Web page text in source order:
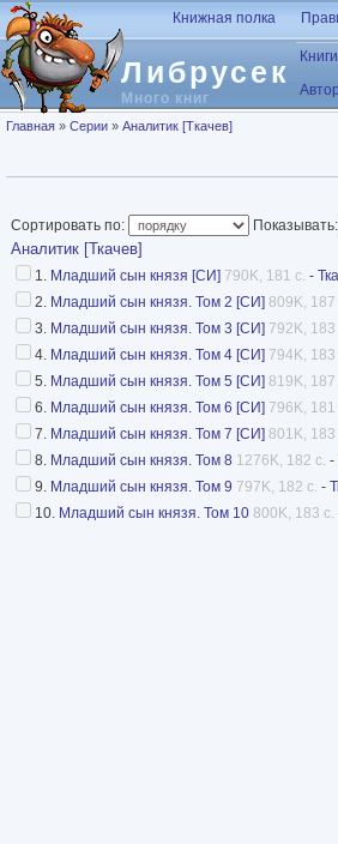
Перейти к основному содержанию
Либрусек
Много книг
Книжная полка
Вы здесь
Главная » Серии » Аналитик [Ткачев]
Сортировать по: Показывать:
Аналитик [Ткачев]
1. Младший сын князя [СИ] 790K, 181 с. -
2. Младший сын князя. Том 2 [СИ] 809K, 187
3. Младший сын князя. Том 3 [СИ] 792K, 183
4. Младший сын князя. Том 4 [СИ] 794K, 183
5. Младший сын князя. Том 5 [СИ] 819K, 187
6. Младший сын князя. Том 6 [СИ] 796K, 181
7. Младший сын князя. Том 7 [СИ] 801K, 183
8. Младший сын князя. Том 8 1276K, 182 с. -
9. Младший сын князя. Том 9 797K, 182 с. -
10. Младший сын князя. Том 10 800K, 183 с.